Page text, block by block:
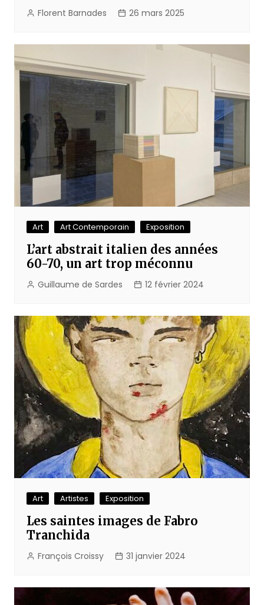
Florent Barnades 26 mars 2025
Art Art Contemporain Exposition
L’art abstrait italien des années
60-70, un art trop méconnu
Guillaume de Sardes 12 février 2024
Art Artistes Exposition
Les saintes images de Fabro
Tranchida
François Croissy 31 janvier 2024